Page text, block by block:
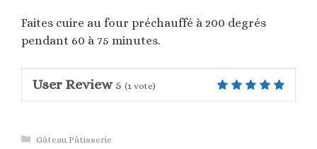
Faites cuire au four préchauffé à 200 degrés
pendant 60 à 75 minutes.
User Review 5 (1 vote)
Catégories
Gâteau Pâtisserie